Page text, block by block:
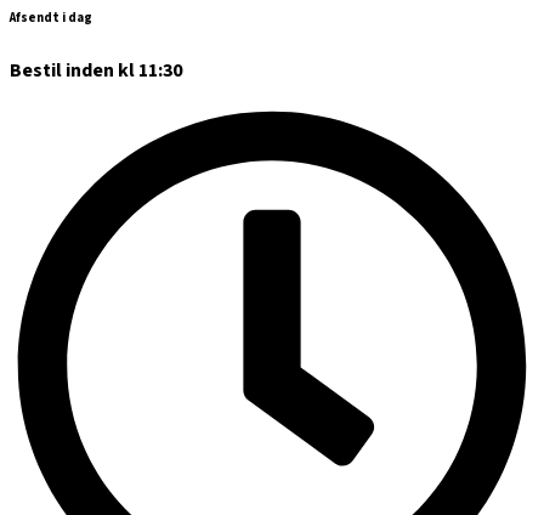
Afsendt i dag
Bestil inden kl 11:30